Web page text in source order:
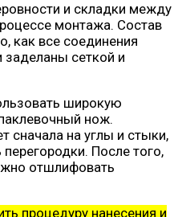
и складки между
монтажа. Состав
как все соединения
сеткой и
широкую
нож.
сначала на углы и стыки,
После того,
отшлифовать
процедуру нанесения и